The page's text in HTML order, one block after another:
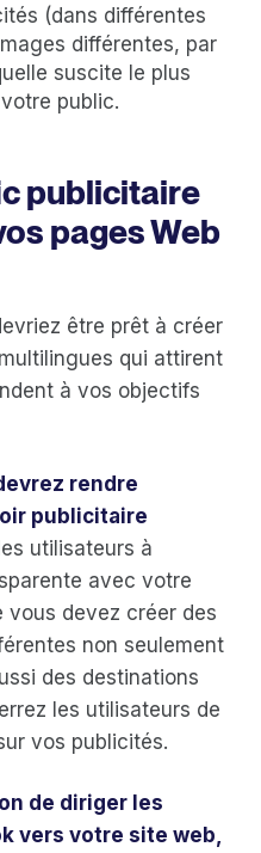
(dans différentes
différentes, par
suscite le plus
public.
publicitaire
pages Web
être prêt à créer
qui attirent
à vos objectifs
rendre
publicitaire
utilisateurs à
avec votre
vous devez créer des
non seulement
des destinations
les utilisateurs de
vos publicités.
de diriger les
vers votre site web,